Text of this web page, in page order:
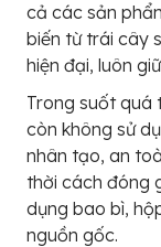
cả các sản
biến từ trái cây
hiện đại, luôn
Trong suốt quá
còn không sử
nhân tạo, an
thời cách đóng
dụng bao bì,
nguồn gốc.